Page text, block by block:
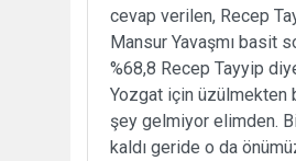
cevap verilen, Recep
Mansur Yavaşmı basit
%68,8 Recep Tayyip
Yozgat için üzülmekten
şey gelmiyor elimden.
kaldı geride o da